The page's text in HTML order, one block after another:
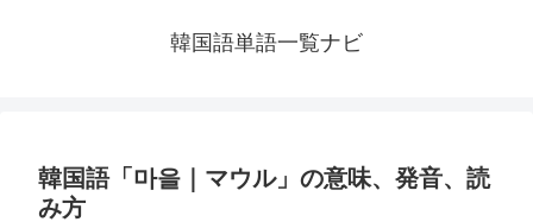
韓国語単語一覧ナビ
韓国語「마을｜マウル」の意味、発音、読
み方